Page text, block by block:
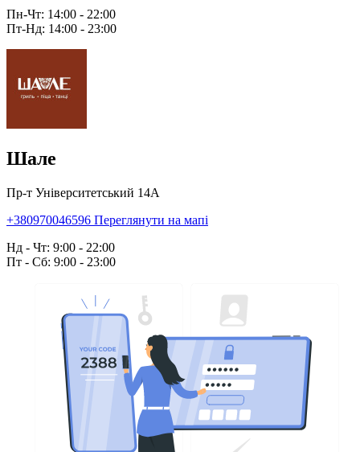
Пн-Чт: 14:00 - 22:00
Пт-Нд: 14:00 - 23:00
Шале
Пр-т Університетський 14А
+380970046596 Переглянути на мапі
Нд - Чт: 9:00 - 22:00
Пт - Сб: 9:00 - 23:00